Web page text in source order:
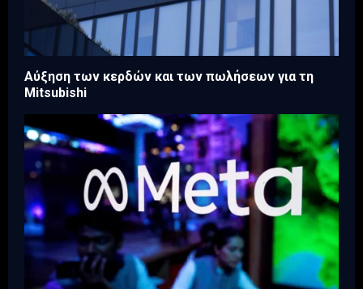
Aύξηση των κερδών και των πωλήσεων για τη
Mitsubishi